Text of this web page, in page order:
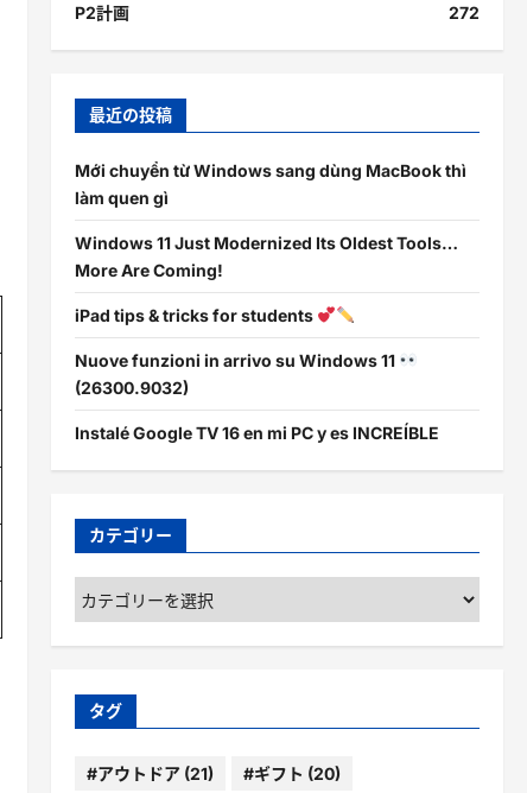
P2計画 272
最近の投稿
Mới chuyển từ Windows sang dùng MacBook thì
làm quen gì
Windows 11 Just Modernized Its Oldest Tools…
More Are Coming!
iPad tips & tricks for students
Nuove funzioni in arrivo su Windows 11
(26300.9032)
Instalé Google TV 16 en mi PC y es INCREÍBLE
カテゴリー
カ
テ
ゴ
ー
タグ
#アウトドア(21) #ギフト (20)